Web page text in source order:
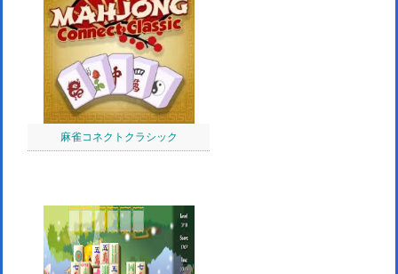
麻雀コネクトクラシック